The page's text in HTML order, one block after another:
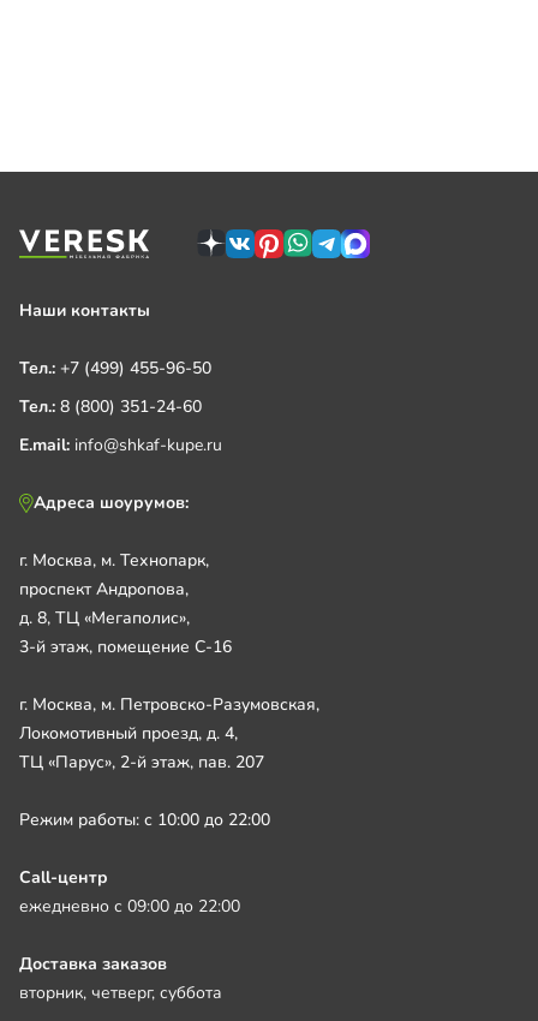
Наши контакты
Тел.: +7 (499) 455-96-50
Тел.: 8 (800) 351-24-60
E.mail: info@shkaf-kupe.ru
Адреса шоурумов:
г. Москва, м. Технопарк,
проспект Андропова,
д. 8, ТЦ «Мегаполис»,
3-й этаж, помещение С-16
г. Москва, м. Петровско-Разумовская,
Локомотивный проезд, д. 4,
ТЦ «Парус», 2-й этаж, пав. 207
Режим работы: с 10:00 до 22:00
Call-центр
ежедневно с 09:00 до 22:00
Доставка заказов
вторник, четверг, суббота